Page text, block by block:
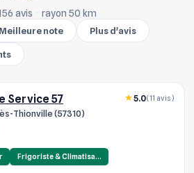
avis · rayon 50 km
Meilleure note Plus d'avis
Service 57
Thionville (57310)
5.0(11 avis)
Frigoriste & Climatisa…